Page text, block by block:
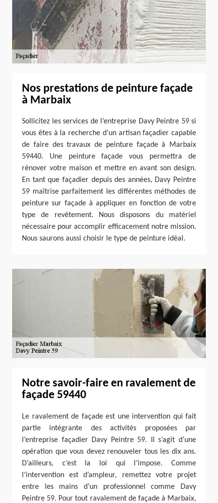
Nos prestations de peinture façade
à Marbaix
Sollicitez les services de l’entreprise Davy Peintre 59 si
vous êtes à la recherche d’un artisan façadier capable
de faire des travaux de peinture façade à Marbaix
59440. Une peinture façade vous permettra de
rénover votre maison et mettre en avant son design.
En tant que façadier depuis des années, Davy Peintre
59 maîtrise parfaitement les différentes méthodes de
peinture sur façade à appliquer en fonction de votre
type de revêtement. Nous disposons du matériel
nécessaire pour accomplir efficacement notre mission.
Nous saurons aussi choisir le type de peinture idéal.
Notre savoir-faire en ravalement de
façade 59440
Le ravalement de façade est une intervention qui fait
partie intégrante des activités proposées par
l’entreprise façadier Davy Peintre 59. Il s’agit d’une
opération que vous devez renouveler tous les dix ans.
D’ailleurs, c’est la loi qui l’impose. Comme
l’intervention est d’ampleur, remettez votre projet
entre les mains d’un professionnel comme Davy
Peintre 59. Pour tout ravalement de façade à Marbaix,